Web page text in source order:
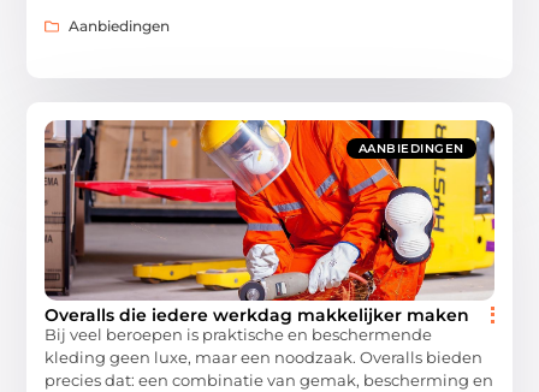
Aanbiedingen
AANBIEDINGEN
Overalls die iedere werkdag makkelijker maken
Bij veel beroepen is praktische en beschermende
kleding geen luxe, maar een noodzaak. Overalls bieden
precies dat: een combinatie van gemak, bescherming en